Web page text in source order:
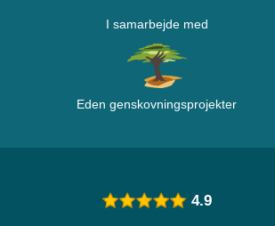
I samarbejde med
Eden genskovningsprojekter
4.9